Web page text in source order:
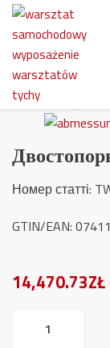
Номер статті:
GTIN/EAN:
14,470.73ZŁ
Двостопорний